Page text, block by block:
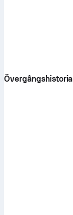
Övergångshistoria